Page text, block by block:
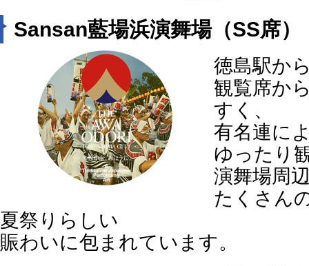
Sansan藍場浜演舞場（SS席）
徳島駅か
観覧席か
すく、
有名連に
ゆったり
演舞場周
たくさん
夏祭りらしい
賑わいに包まれています。